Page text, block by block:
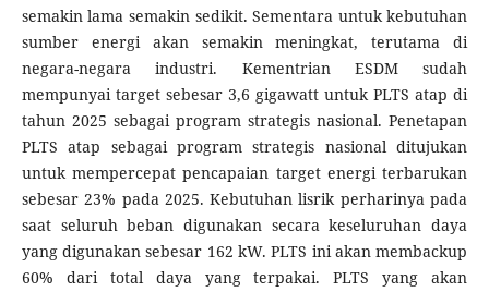
semakin lama semakin sedikit. Sementara untuk kebutuhan
sumber energi akan semakin meningkat, terutama di
negara-negara industri. Kementrian ESDM sudah
mempunyai target sebesar 3,6 gigawatt untuk PLTS atap di
tahun 2025 sebagai program strategis nasional. Penetapan
PLTS atap sebagai program strategis nasional ditujukan
untuk mempercepat pencapaian target energi terbarukan
sebesar 23% pada 2025. Kebutuhan lisrik perharinya pada
saat seluruh beban digunakan secara keseluruhan daya
yang digunakan sebesar 162 kW. PLTS ini akan membackup
60% dari total daya yang terpakai. PLTS yang akan